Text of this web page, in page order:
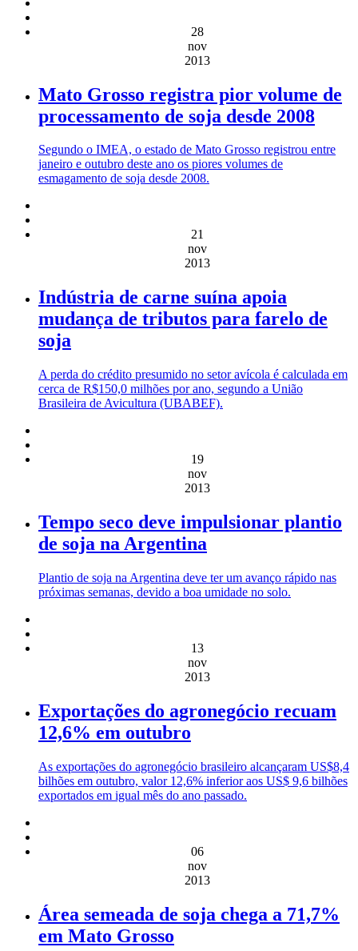
28
nov
2013
Mato Grosso registra pior volume de
processamento de soja desde 2008
Segundo o IMEA, o estado de Mato Grosso registrou entre
janeiro e outubro deste ano os piores volumes de
esmagamento de soja desde 2008.
21
nov
2013
Indústria de carne suína apoia
mudança de tributos para farelo de
soja
A perda do crédito presumido no setor avícola é calculada em
cerca de R$150,0 milhões por ano, segundo a União
Brasileira de Avicultura (UBABEF).
19
nov
2013
Tempo seco deve impulsionar plantio
de soja na Argentina
Plantio de soja na Argentina deve ter um avanço rápido nas
próximas semanas, devido a boa umidade no solo.
13
nov
2013
Exportações do agronegócio recuam
12,6% em outubro
As exportações do agronegócio brasileiro alcançaram US$8,4
bilhões em outubro, valor 12,6% inferior aos US$ 9,6 bilhões
exportados em igual mês do ano passado.
06
nov
2013
Área semeada de soja chega a 71,7%
em Mato Grosso